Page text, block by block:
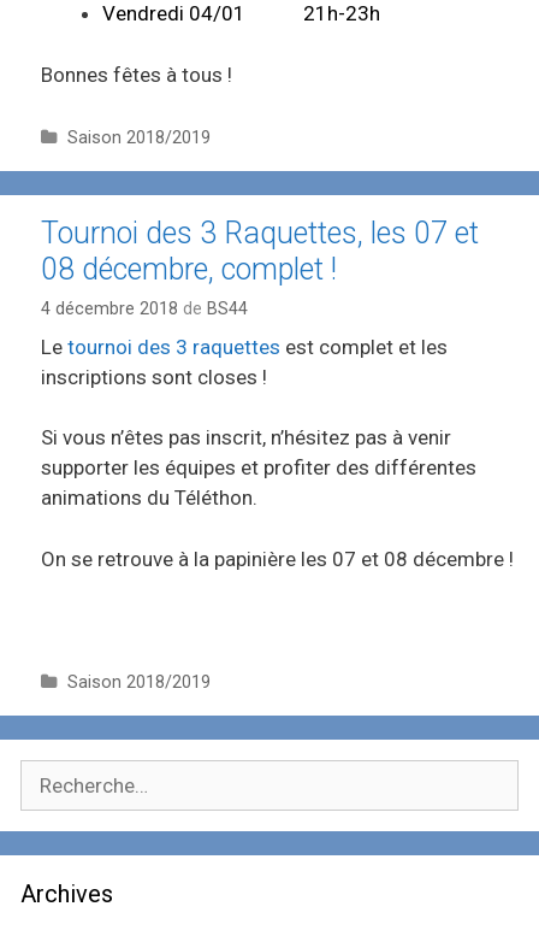
Vendredi 04/01 21h-23h
Bonnes fêtes à tous !
C
g
o
i
e
Saison 2018/2019
Tournoi des 3 Raquettes, les 07 et
08 décembre, complet !
4 décembre 2018 de BS44
Le tournoi des 3 raquettes est complet et les
inscriptions sont closes !
Si vous n’êtes pas inscrit, n’hésitez pas à venir
supporter les équipes et profiter des différentes
animations du Téléthon.
On se retrouve à la papinière les 07 et 08 décembre !
C
é
g
o
r
i
e
Saison 2018/2019
e
c
e
Archives